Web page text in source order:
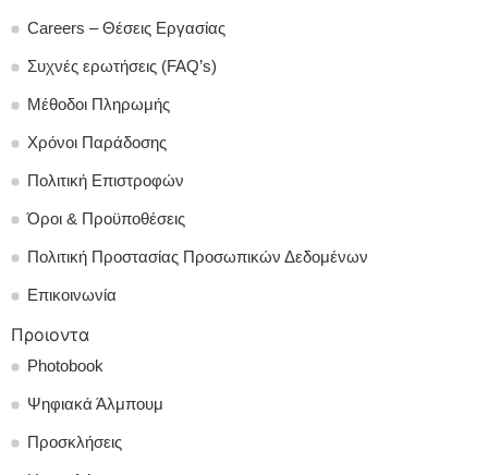
Careers – Θέσεις Εργασίας
Συχνές ερωτήσεις (FAQ’s)
Μέθοδοι Πληρωμής
Χρόνοι Παράδοσης
Πολιτική Επιστροφών
Όροι & Προϋποθέσεις
Πολιτική Προστασίας Προσωπικών Δεδομένων
Επικοινωνία
Προιοντα
Photobook
Ψηφιακά Άλμπουμ
Προσκλήσεις